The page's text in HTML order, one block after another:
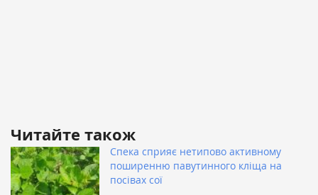
Читайте також
Спека сприяє нетипово активному
поширенню павутинного кліща на
посівах сої